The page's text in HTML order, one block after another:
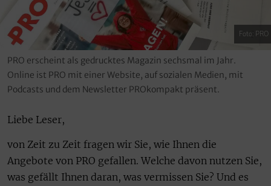
Foto: PRO
PRO erscheint als gedrucktes Magazin sechsmal im Jahr.
Online ist PRO mit einer Website, auf sozialen Medien, mit
Podcasts und dem Newsletter PROkompakt präsent.
Liebe Leser,
von Zeit zu Zeit fragen wir Sie, wie Ihnen die
Angebote von PRO gefallen. Welche davon nutzen Sie,
was gefällt Ihnen daran, was vermissen Sie? Und es